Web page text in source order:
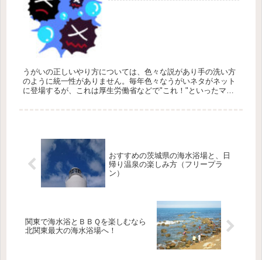
うがいの正しいやり方については、色々な説があり手の洗い方
のように統一性がありません。毎年色々なうがいネタがネット
に登場するが、これは厚生労働省などで"これ！"といったマニ
おすすめの茨城県の海水浴場と、日
帰り温泉の楽しみ方（フリープラ
ン）
関東で海水浴とＢＢＱを楽しむなら
北関東最大の海水浴場へ！